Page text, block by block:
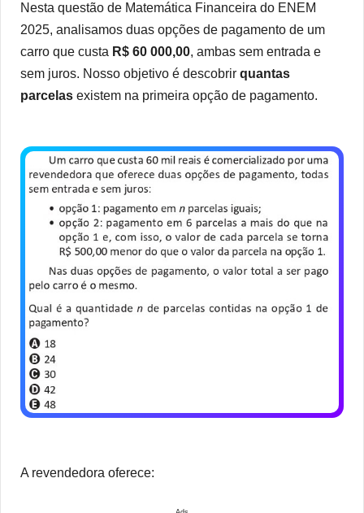
Nesta questão de Matemática Financeira do ENEM
2025, analisamos duas opções de pagamento de um
carro que custa R$ 60 000,00, ambas sem entrada e
sem juros. Nosso objetivo é descobrir quantas
parcelas existem na primeira opção de pagamento.
A revendedora oferece: